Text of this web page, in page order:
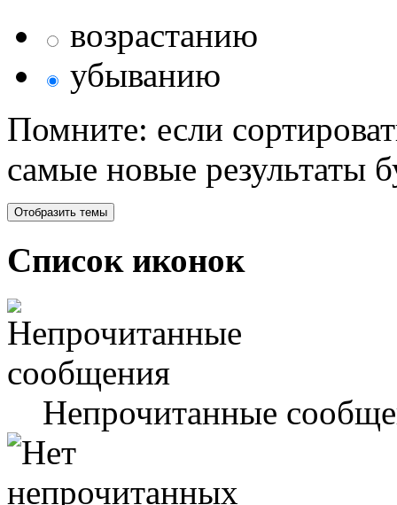
возрастанию
убыванию
Помните: если
самые новые результаты
Список иконок
Непрочитанные